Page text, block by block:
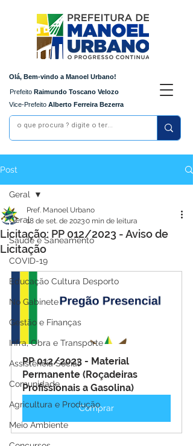
Olá, Bem-vindo a Manoel Urbano!
Prefeito Raimundo Toscano Velozo
Vice-Prefeito Alberto Ferreira Bezerra
Post
Geral
Saúde e Saneamento
COVID-19
Educação Cultura Desporto
No Gabinete
Gestão e Finanças
Infra, Obra e Transporte
Assistência Social
Comunidade
Agricultura e Produção
Meio Ambiente
Geral
Licitação: PP 012/2023 - Aviso de
Licitação
Pref. Manoel Urbano
18 de set. de 20230 min de leitura
PP 012/2023 - Material
Permanente (Roçadeiras
Profissionais a Gasolina)
Comprar